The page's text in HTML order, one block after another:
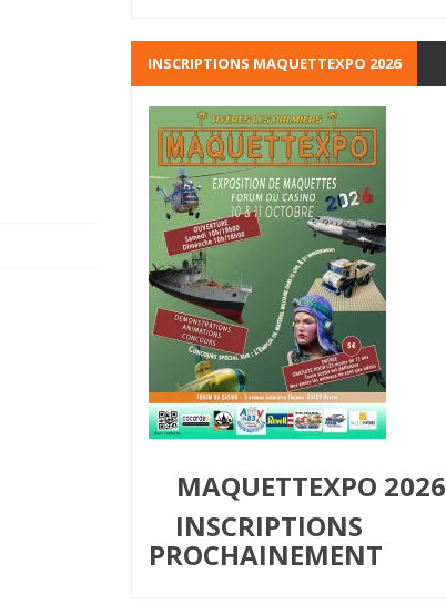
INSCRIPTIONS MAQUETTEXPO 2026
MAQUETTEXPO 2026
INSCRIPTIONS
PROCHAINEMENT